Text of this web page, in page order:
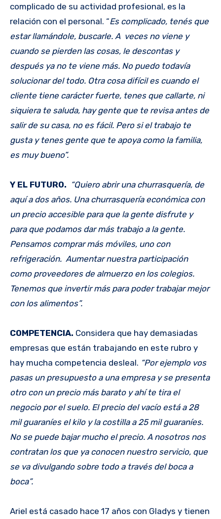
complicado de su actividad profesional, es la
relación con el personal. “Es complicado, tenés que
estar llamándole, buscarle. A veces no viene y
cuando se pierden las cosas, le descontas y
después ya no te viene más. No puedo todavía
solucionar del todo. Otra cosa difícil es cuando el
cliente tiene carácter fuerte, tenes que callarte, ni
siquiera te saluda, hay gente que te revisa antes de
salir de su casa, no es fácil. Pero si el trabajo te
gusta y tenes gente que te apoya como la familia,
es muy bueno”.
Y EL FUTURO. “Quiero abrir una churrasquería, de
aquí a dos años. Una churrasquería económica con
un precio accesible para que la gente disfrute y
para que podamos dar más trabajo a la gente.
Pensamos comprar más móviles, uno con
refrigeración. Aumentar nuestra participación
como proveedores de almuerzo en los colegios.
Tenemos que invertir más para poder trabajar mejor
con los alimentos”.
COMPETENCIA. Considera que hay demasiadas
empresas que están trabajando en este rubro y
hay mucha competencia desleal. “Por ejemplo vos
pasas un presupuesto a una empresa y se presenta
otro con un precio más barato y ahí te tira el
negocio por el suelo. El precio del vacío está a 28
mil guaraníes el kilo y la costilla a 25 mil guaraníes.
No se puede bajar mucho el precio. A nosotros nos
contratan los que ya conocen nuestro servicio, que
se va divulgando sobre todo a través del boca a
boca”.
Ariel está casado hace 17 años con Gladys y tienen